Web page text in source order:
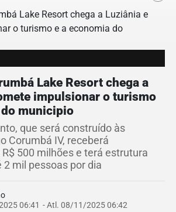
Lake Resort chega a
impulsionar o turismo
municipio
que será construído às
Corumbá IV, receberá
500 milhões e terá estrutura
2 mil pessoas por dia
06:41 - Atl. 08/11/2025 06:42